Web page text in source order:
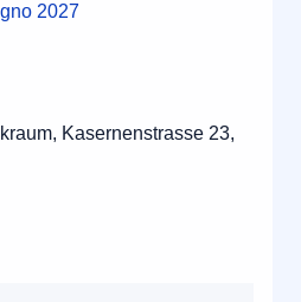
2027
Kasernenstrasse 23,